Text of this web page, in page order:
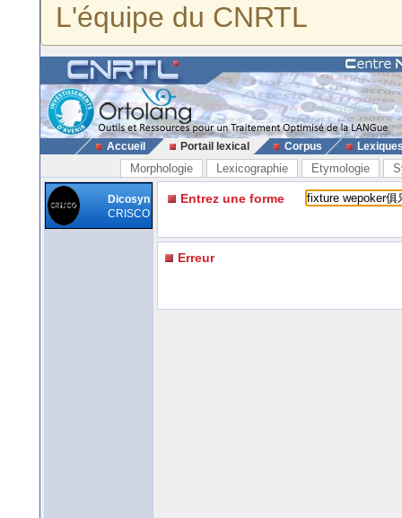
L'équipe du CNRTL
Accueil Portail lexical Corpus
Morphologie Lexicographie Etymologie
Dicosyn
CRISCO
Entrez une forme
Erreur